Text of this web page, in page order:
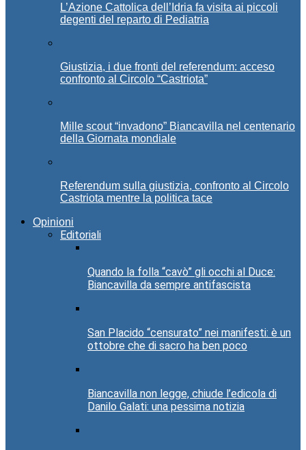
L’Azione Cattolica dell’Idria fa visita ai piccoli
degenti del reparto di Pediatria
Giustizia, i due fronti del referendum: acceso
confronto al Circolo “Castriota”
Mille scout “invadono” Biancavilla nel centenario
della Giornata mondiale
Referendum sulla giustizia, confronto al Circolo
Castriota mentre la politica tace
Opinioni
Editoriali
Quando la folla “cavò” gli occhi al Duce:
Biancavilla da sempre antifascista
San Placido “censurato” nei manifesti: è un
ottobre che di sacro ha ben poco
Biancavilla non legge, chiude l’edicola di
Danilo Galati: una pessima notizia